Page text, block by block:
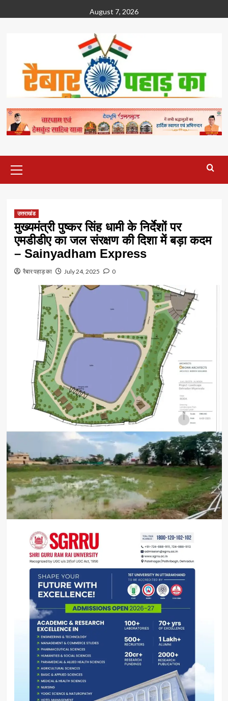
to
August 7, 2026
Menu
उत्तराखंड
मुख्यमंत्री पुष्कर सिंह धामी के निर्देशों पर
एमडीडीए का जल संरक्षण की दिशा में बड़ा कदम
– Sainyadham Express
रैबार पहाड़ का July 24, 2025 0